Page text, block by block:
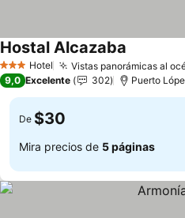
3 Estrellas
Hotel Vistas panorámicas al
Hostal Alcazaba
9,0 Excelente 302 Puerto
De $30
Mira precios de 5 páginas